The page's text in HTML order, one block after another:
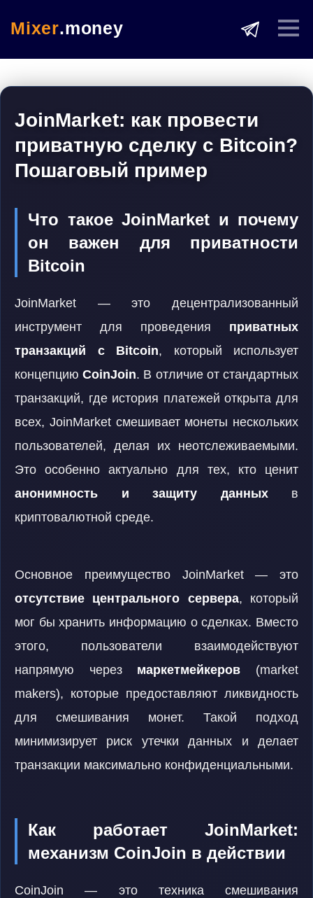
Mixer.money
JoinMarket: как провести
приватную сделку с Bitcoin?
Пошаговый пример
Что такое JoinMarket и почему
он важен для приватности
Bitcoin
JoinMarket — это децентрализованный
инструмент для проведения приватных
транзакций с Bitcoin, который использует
концепциюCoinJoin. В отличие от стандартных
транзакций, где история платежей открыта для
всех, JoinMarket смешивает монеты нескольких
пользователей, делая их неотслеживаемыми.
Это особенно актуально для тех, кто ценит
анонимность и защиту данныхв
криптовалютной среде.
Основное преимущество JoinMarket — это
отсутствие центрального сервера, который
мог бы хранить информацию о сделках. Вместо
этого, пользователи взаимодействуют
напрямую через маркетмейкеров (market
makers), которые предоставляют ликвидность
для смешивания монет. Такой подход
минимизирует риск утечки данных и делает
транзакции максимально конфиденциальными.
Как работает JoinMarket:
механизм CoinJoin в действии
CoinJoin — это техника смешивания